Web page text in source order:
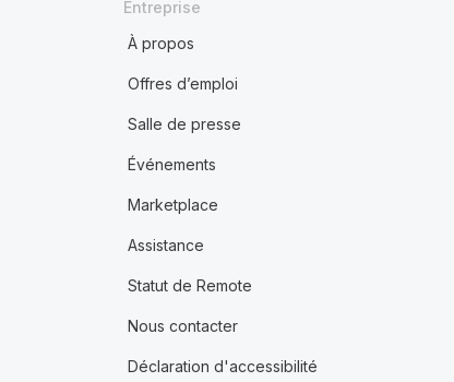
Entreprise
À propos
Offres d’emploi
Salle de presse
Événements
Marketplace
Assistance
Statut de Remote
Nous contacter
Déclaration d'accessibilité